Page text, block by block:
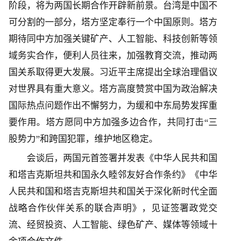
阶段，将为两国长期合作开辟新前景。台湾是中国不
可分割的一部分，塔方坚定奉行一个中国原则。塔方
期待同中方加强关键矿产、人工智能、科技创新等领
域务实合作，便利人员往来，加强教育交流，推动两
国关系取得更大发展。习近平主席提出全球治理倡议
对世界具有重大意义。塔方高度赞赏中国为政治解决
国际热点问题作出不懈努力，为缓和中东局势发挥重
要作用。塔方愿同中方加强多边合作，共同打击“三
股势力”和跨国犯罪，维护地区稳定。
会谈后，两国元首签署并发表《中华人民共和国
和塔吉克斯坦共和国永久睦邻友好合作条约》《中华
人民共和国和塔吉克斯坦共和国关于深化新时代全面
战略合作伙伴关系的联合声明》，见证签署政党交
流、经贸投资、人工智能、绿色矿产、媒体等领域十